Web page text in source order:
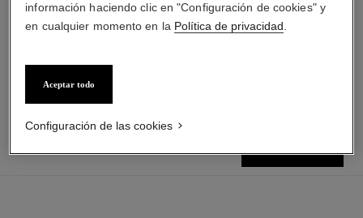
Dúo para Labios de Larga
Duración
$ 54.200*
($6775/ml)
Ver información
Efecto Suavisante – Unificador
– Redensificador
información haciendo clic en "Configuración de cookies" y
en cualquier momento en la Política de privacidad
Aceptar todo
Configuración de las cookies